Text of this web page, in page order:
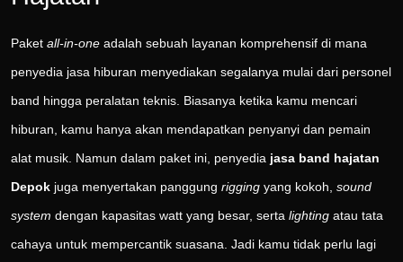
Paket all-in-one adalah sebuah layanan komprehensif di mana
penyedia jasa hiburan menyediakan segalanya mulai dari personel
band hingga peralatan teknis. Biasanya ketika kamu mencari
hiburan, kamu hanya akan mendapatkan penyanyi dan pemain
alat musik. Namun dalam paket ini, penyedia jasa band hajatan
Depok juga menyertakan panggung rigging yang kokoh, sound
system dengan kapasitas watt yang besar, serta lighting atau tata
cahaya untuk mempercantik suasana. Jadi kamu tidak perlu lagi